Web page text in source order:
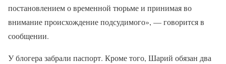
постановлением о временной тюрьме и принимая во
внимание происхождение подсудимого», — говорится в
сообщении.
У блогера забрали паспорт. Кроме того, Шарий обязан два